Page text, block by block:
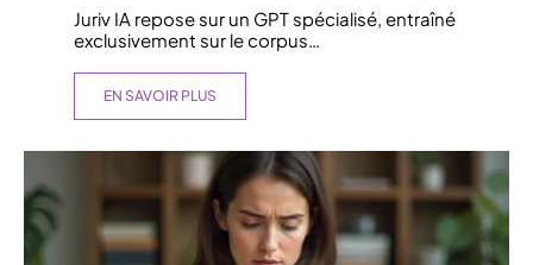
Juriv IA repose sur un GPT spécialisé, entraîné
exclusivement sur le corpus…
EN SAVOIR PLUS